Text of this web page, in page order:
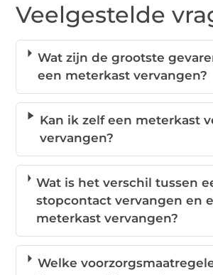
Veelgestelde
Wat zijn de grootste
een meterkast vervangen?
Kan ik zelf een meterkast
vervangen?
Wat is het verschil tussen
stopcontact vervangen en
meterkast vervangen?
Welke